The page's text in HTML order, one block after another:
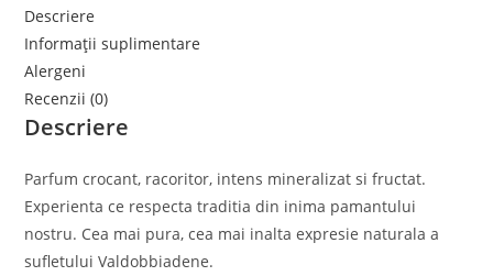
Descriere
Informații suplimentare
Alergeni
Recenzii (0)
Descriere
Parfum crocant, racoritor, intens mineralizat si fructat.
Experienta ce respecta traditia din inima pamantului
nostru. Cea mai pura, cea mai inalta expresie naturala a
sufletului Valdobbiadene.